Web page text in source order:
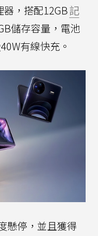
，搭配12GB記
儲存容量，電池
有線快充。
懸停，並且獲得